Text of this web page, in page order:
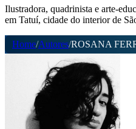
Ilustradora, quadrinista e arte-
em Tatuí, cidade do interior de
Home/Autores/ROSANA